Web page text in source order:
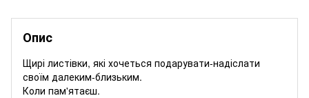
Опис
Щирі листівки, які хочеться подарувати-надіслати
своїм далеким-близьким.
Коли пам'ятаєш.